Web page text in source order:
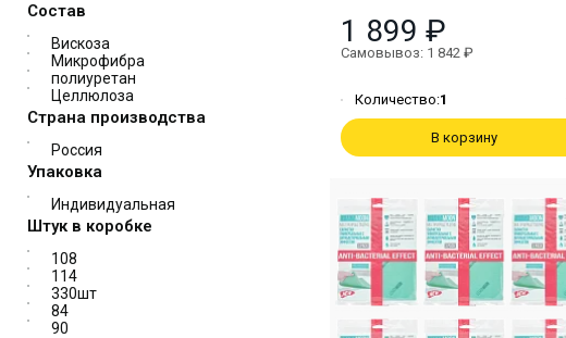
Состав
Вискоза
Микрофибра
полиуретан
Целлюлоза
Страна производства
Россия
Упаковка
Индивидуальная
Штук в коробке
108
114
330шт
84
90
1 899 ₽
Самовывоз: 1 842 ₽
Количество:1
В корзину